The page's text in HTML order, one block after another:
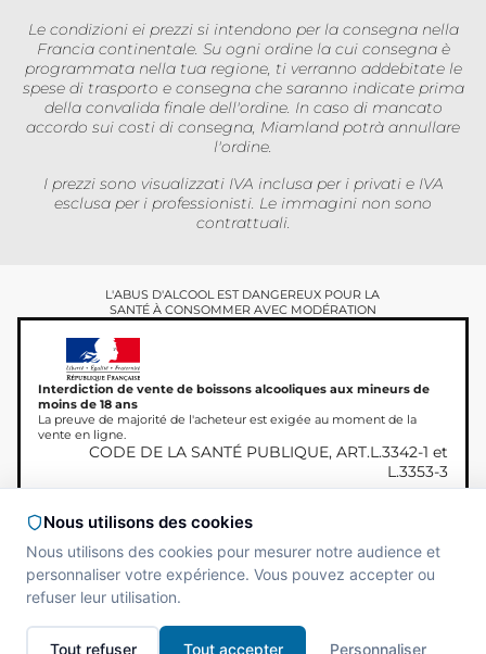
Le condizioni ei prezzi si intendono per la consegna nella
Francia continentale. Su ogni ordine la cui consegna è
programmata nella tua regione, ti verranno addebitate le
spese di trasporto e consegna che saranno indicate prima
della convalida finale dell'ordine. In caso di mancato
accordo sui costi di consegna, Miamland potrà annullare
l'ordine.
I prezzi sono visualizzati IVA inclusa per i privati ​​e IVA
esclusa per i professionisti. Le immagini non sono
contrattuali.
L'ABUS D'ALCOOL EST DANGEREUX POUR LA
SANTÉ À CONSOMMER AVEC MODÉRATION
Interdiction de vente de boissons alcooliques aux mineurs de
moins de 18 ans
La preuve de majorité de l'acheteur est exigée au moment de la
vente en ligne.
CODE DE LA SANTÉ PUBLIQUE, ART.L.3342-1 et
L.3353-3
Copyright © 2026
Miamland, Tutti i diritti
riservati.
Site réalisé parMAADAM
SOLUTIONS
Nous utilisons des cookies
Nous utilisons des cookies pour mesurer notre audience et
personnaliser votre expérience. Vous pouvez accepter ou
refuser leur utilisation.
Tout refuser Tout accepter Personnaliser